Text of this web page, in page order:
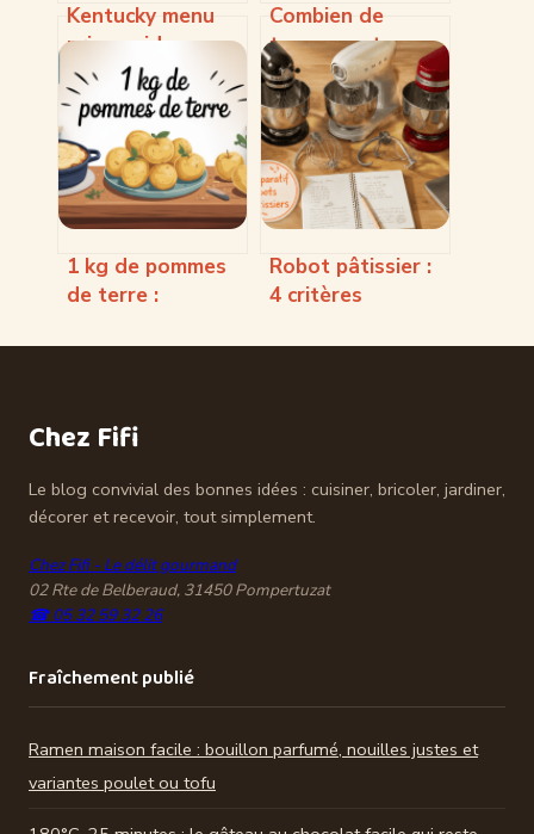
Kentucky menu
prix : guide
complet pour
maîtriser votre
budget au kfc
Combien de
temps peut-on
conserver des
huîtres sans
risque pour la
santé
1 kg de pommes
de terre :
recettes et
Robot pâtissier :
4 critères
modèles de
Chez Fifi
Le blog convivial des bonnes idées : cuisiner, bricoler, jardiner,
décorer et recevoir, tout simplement.
Chez Fifi - Le délit gourmand
02 Rte de Belberaud, 31450 Pompertuzat
☎ 05 32 59 32 26
Fraîchement publié
Ramen maison facile : bouillon parfumé, nouilles justes et
variantes poulet ou tofu